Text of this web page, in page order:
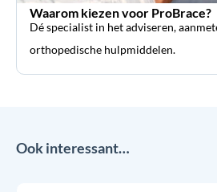
Waarom kiezen voor ProBrace?
Dé specialist in het adviseren,
orthopedische hulpmiddelen.
Ook interessant…